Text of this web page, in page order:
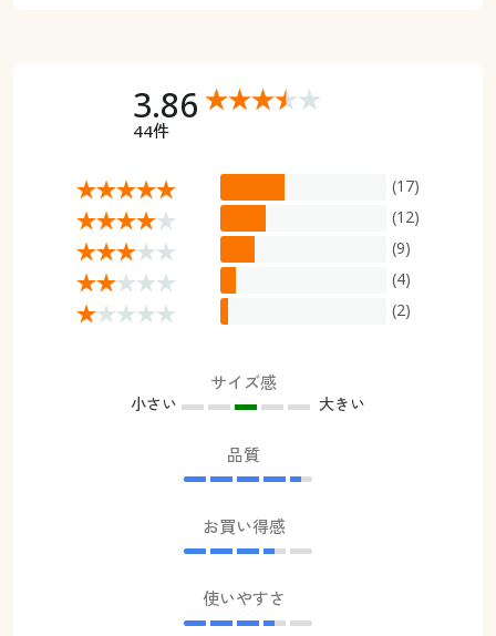
よくある質問とお問い合わせ
よくある質問とお問い合わせ
3.86
44件
(17)
(12)
(9)
(4)
(2)
サイズ感
小さい 大きい
品質
お買い得感
使いやすさ